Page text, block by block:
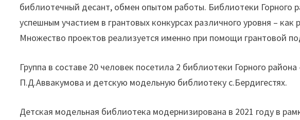
библиотечный десант, обмен опытом работы. Библиотеки Горного
успешным участием в грантовых конкурсах различного уровня – как
Множество проектов реализуется именно при помощи грантовой
Группа в составе 20 человек посетила 2 библиотеки Горного
П.Д.Аввакумова и детскую модельную библиотеку с.Бердигестях.
Детская модельная библиотека модернизирована в 2021 году в